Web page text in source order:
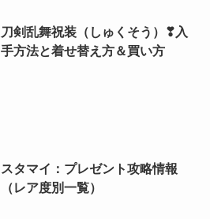
刀剣乱舞祝装（しゅくそう）❣入
手方法と着せ替え方＆買い方
スタマイ：プレゼント攻略情報
（レア度別一覧）